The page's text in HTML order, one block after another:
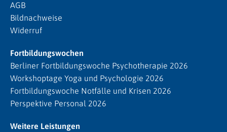
AGB
Bildnachweise
Widerruf
Fortbildungswochen
Berliner Fortbildungswoche Psychotherapie 2026
Workshoptage Yoga und Psychologie 2026
Fortbildungswoche Notfälle und Krisen 2026
Perspektive Personal 2026
Weitere Leistungen